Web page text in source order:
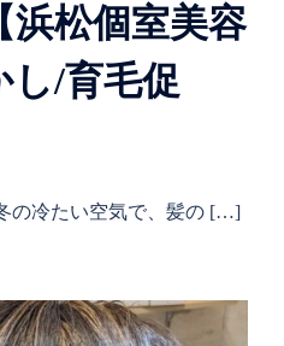
浜松個室美容
し/育毛促
の冷たい空気で、髪の […]